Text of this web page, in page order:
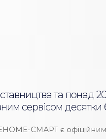
та понад
сервісом десятки
СМАРТ є офіційним